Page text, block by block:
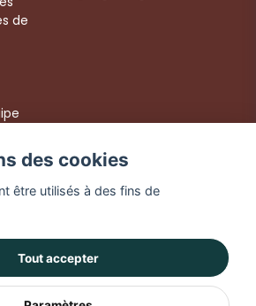
de
Livraison rapide
Achats sécurisés
des cookies
être utilisés à des fins de
Tout accepter